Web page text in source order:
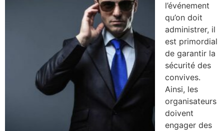
l’événement
qu’on doit
administrer, il
est primordial
de garantir la
sécurité des
convives.
Ainsi, les
organisateurs
doivent
engager des